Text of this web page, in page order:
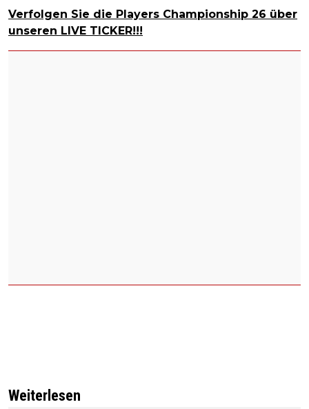
Verfolgen Sie die Players Championship 26 über
unseren LIVE TICKER!!!
Weiterlesen